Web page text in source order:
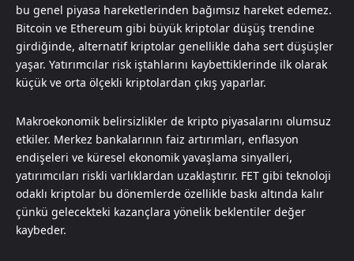
bu genel piyasa hareketlerinden bağımsız hareket edemez.
Bitcoin ve Ethereum gibi büyük kriptolar düşüş trendine
girdiğinde, alternatif kriptolar genellikle daha sert düşüşler
yaşar. Yatırımcılar risk iştahlarını kaybettiklerinde ilk olarak
küçük ve orta ölçekli kriptolardan çıkış yaparlar.
Makroekonomik belirsizlikler de kripto piyasalarını olumsuz
etkiler. Merkez bankalarının faiz artırımları, enflasyon
endişeleri ve küresel ekonomik yavaşlama sinyalleri,
yatırımcıları riskli varlıklardan uzaklaştırır. FET gibi teknoloji
odaklı kriptolar bu dönemlerde özellikle baskı altında kalır
çünkü gelecekteki kazançlara yönelik beklentiler değer
kaybeder.